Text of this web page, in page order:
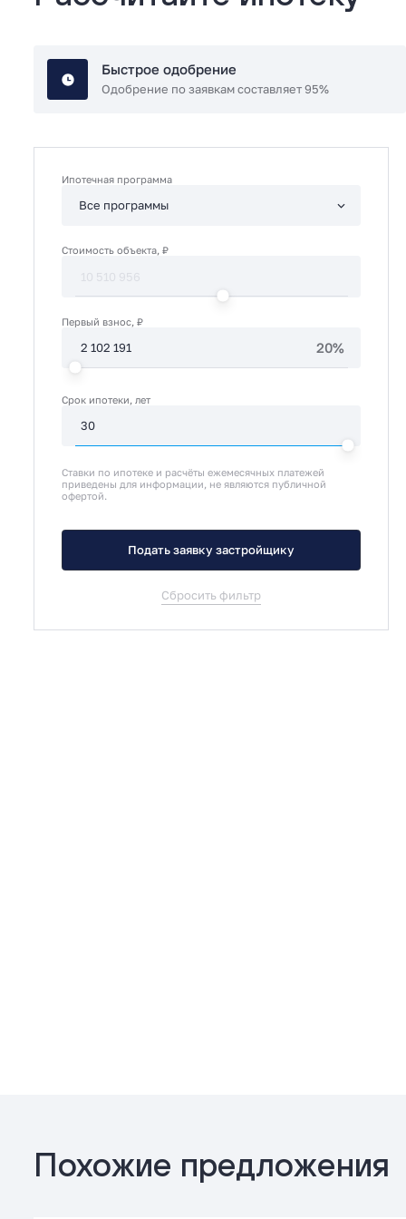
Быстрое одобрение
Одобрение по заявкам составляет 95%
Ипотечная программа
Стоимость объекта, ₽
Первый взнос, ₽
20%
Срок ипотеки, лет
Ставки по ипотеке и расчёты ежемесячных платежей
приведены для информации, не являются публичной
офертой.
Подать заявку застройщику
Сбросить фильтр
Похожие предложения